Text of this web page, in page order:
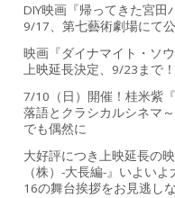
DIY映画『帰ってきた宮田
9/17、第七藝術劇場にて公
映画『ダイナマイト・ソ
上映延長決定、9/23まで
7/10（日）開催！桂米紫
落語とクラシカルシネマ
でも偶然に
大好評につき上映延長の
（株）-大長編-』いよい
16の舞台挨拶をお見逃し